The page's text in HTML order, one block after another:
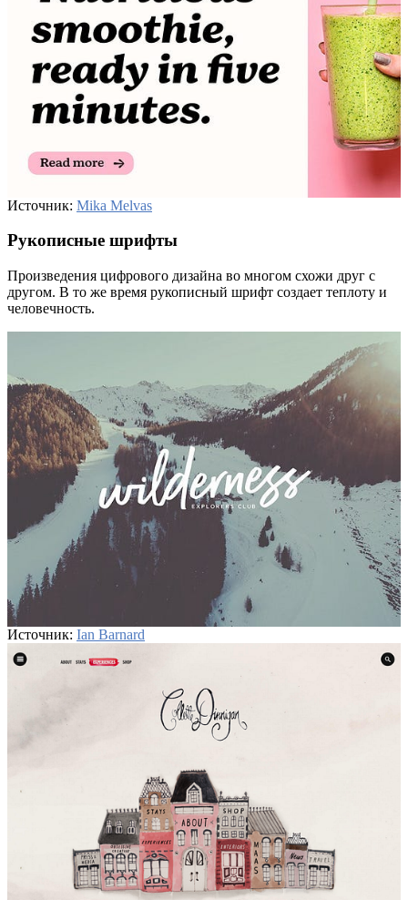
Источник: Mika Melvas
Рукописные шрифты
Произведения цифрового дизайна во многом схожи друг с
другом. В то же время рукописный шрифт создает теплоту и
человечность. ‍
Источник: Ian Barnard